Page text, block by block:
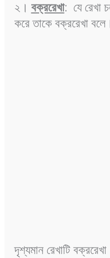
২। বক্ররেখা: যে রেখা
করে তাকে বক্ররেখা
দৃশ্যমান রেখাটি বক্ররেখা